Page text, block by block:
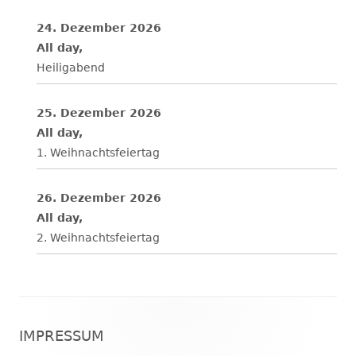
24. Dezember 2026
All day,
Heiligabend
25. Dezember 2026
All day,
1. Weihnachtsfeiertag
26. Dezember 2026
All day,
2. Weihnachtsfeiertag
Inhalt
IMPRESSUM